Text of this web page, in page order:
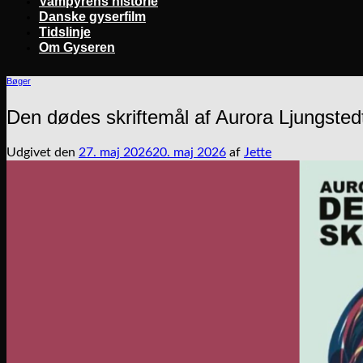
Danske gyserfilm
Tidslinje
Om Gyseren
Bøger
Den dødes skriftemål af Aurora
Udgivet den 27. maj 202620. maj 2026 af Jette